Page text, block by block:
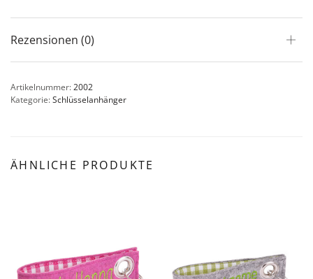
Rezensionen (0)
Artikelnummer:2002
Kategorie:Schlüsselanhänger
ÄHNLICHE PRODUKTE